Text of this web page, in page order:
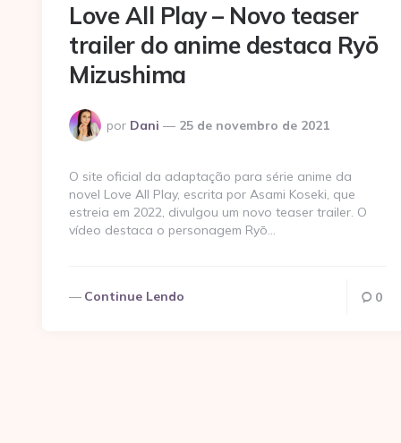
Love All Play – Novo teaser
trailer do anime destaca Ryō
Mizushima
Postado
por
por Dani 25 de novembro de 2021
O site oficial da adaptação para série anime da
novel Love All Play, escrita por Asami Koseki, que
estreia em 2022, divulgou um novo teaser trailer. O
vídeo destaca o personagem Ryō…
Continue Lendo 0